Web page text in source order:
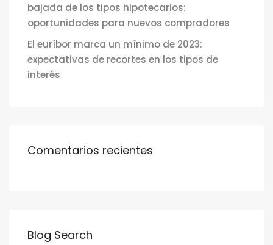
bajada de los tipos hipotecarios:
oportunidades para nuevos compradores
El euríbor marca un mínimo de 2023:
expectativas de recortes en los tipos de
interés
Comentarios recientes
Blog Search